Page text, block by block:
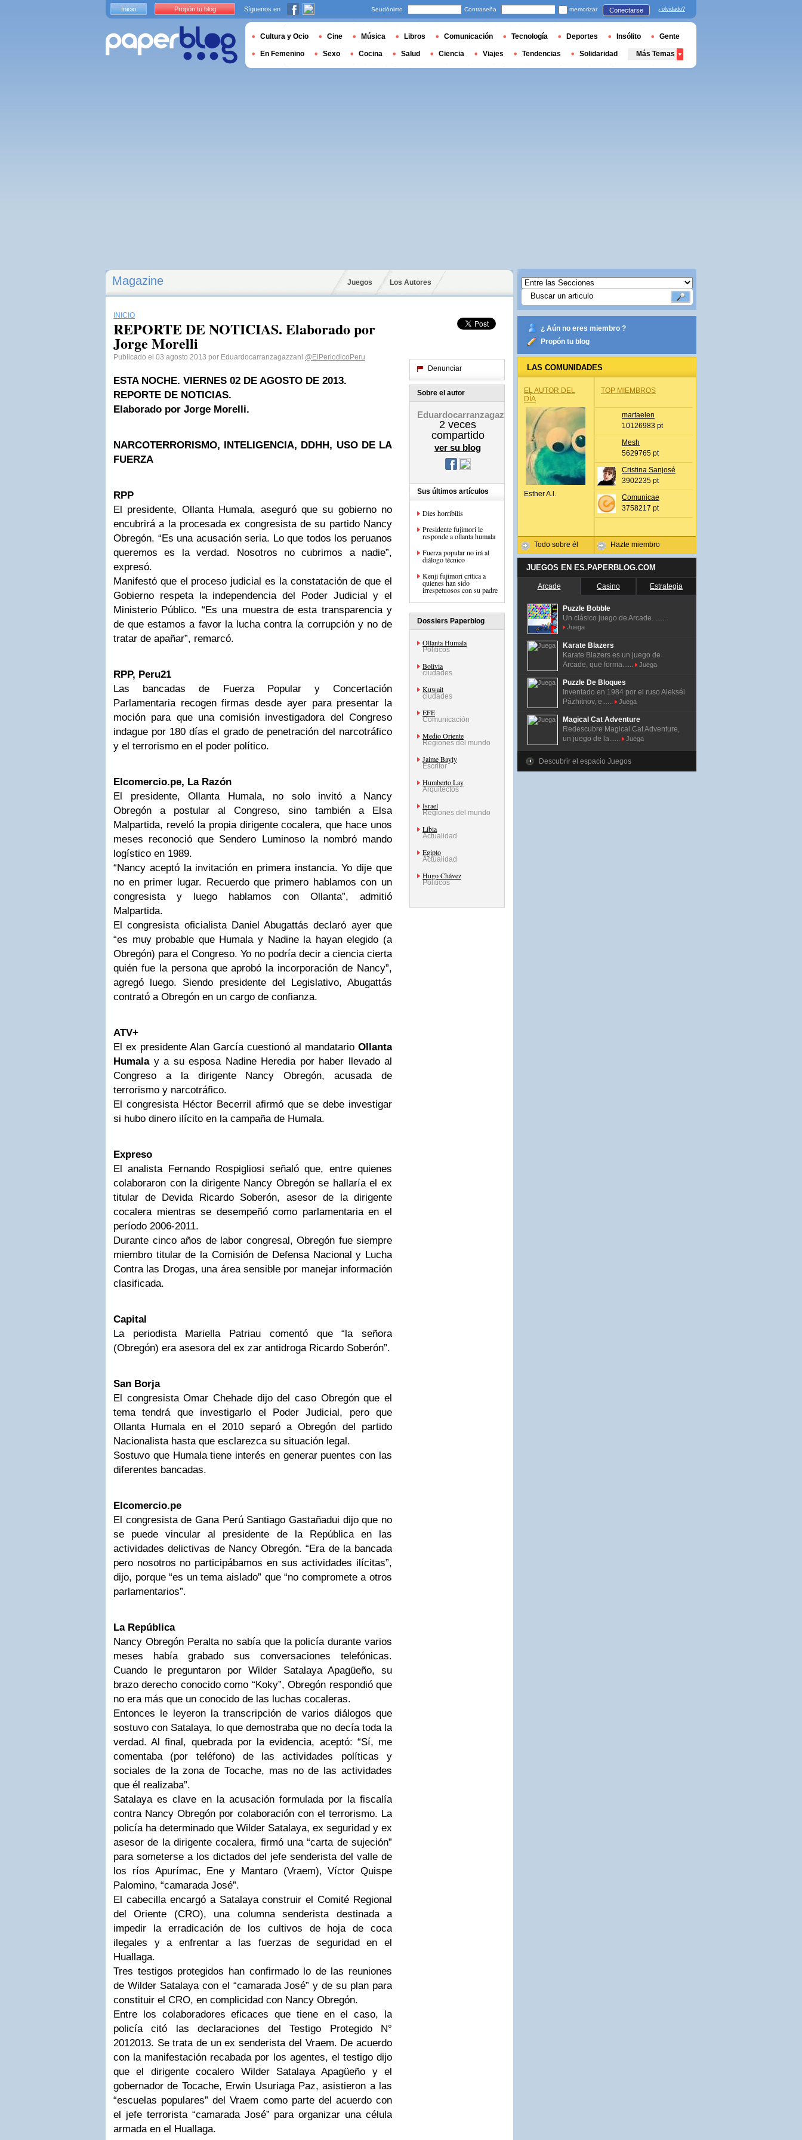
Magazine Juegos Los Autores
INICIO
REPORTE DE NOTICIAS. Elaborado por
Jorge Morelli
Publicado el 03 agosto 2013 por Eduardocarranzagazzani @ElPeriodicoPeru
ESTA NOCHE. VIERNES 02 DE AGOSTO DE 2013.
REPORTE DE NOTICIAS.
Elaborado por Jorge Morelli.
NARCOTERRORISMO, INTELIGENCIA, DDHH, USO DE LA
FUERZA
RPP
El presidente, Ollanta Humala, aseguró que su gobierno no
encubrirá a la procesada ex congresista de su partido Nancy
Obregón. “Es una acusación seria. Lo que todos los peruanos
queremos es la verdad. Nosotros no cubrimos a nadie”,
expresó.
Manifestó que el proceso judicial es la constatación de que el
Gobierno respeta la independencia del Poder Judicial y el
Ministerio Público. “Es una muestra de esta transparencia y
de que estamos a favor la lucha contra la corrupción y no de
tratar de apañar”, remarcó.
RPP, Peru21
Las bancadas de Fuerza Popular y Concertación
Parlamentaria recogen firmas desde ayer para presentar la
moción para que una comisión investigadora del Congreso
indague por 180 días el grado de penetración del narcotráfico
y el terrorismo en el poder político.
Elcomercio.pe, La Razón
El presidente, Ollanta Humala, no solo invitó a Nancy
Obregón a postular al Congreso, sino también a Elsa
Malpartida, reveló la propia dirigente cocalera, que hace unos
meses reconoció que Sendero Luminoso la nombró mando
logístico en 1989.
“Nancy aceptó la invitación en primera instancia. Yo dije que
no en primer lugar. Recuerdo que primero hablamos con un
congresista y luego hablamos con Ollanta”, admitió
Malpartida.
El congresista oficialista Daniel Abugattás declaró ayer que
“es muy probable que Humala y Nadine la hayan elegido (a
Obregón) para el Congreso. Yo no podría decir a ciencia cierta
quién fue la persona que aprobó la incorporación de Nancy”,
agregó luego. Siendo presidente del Legislativo, Abugattás
contrató a Obregón en un cargo de confianza.
ATV+
El ex presidente Alan García cuestionó al mandatario Ollanta
Humalay a su esposa Nadine Heredia por haber llevado al
Congreso a la dirigente Nancy Obregón, acusada de
terrorismo y narcotráfico.
El congresista Héctor Becerril afirmó que se debe investigar
si hubo dinero ilícito en la campaña de Humala.
Expreso
El analista Fernando Rospigliosi señaló que, entre quienes
colaboraron con la dirigente Nancy Obregón se hallaría el ex
titular de Devida Ricardo Soberón, asesor de la dirigente
cocalera mientras se desempeñó como parlamentaria en el
período 2006-2011.
Durante cinco años de labor congresal, Obregón fue siempre
miembro titular de la Comisión de Defensa Nacional y Lucha
Contra las Drogas, una área sensible por manejar información
clasificada.
Capital
La periodista Mariella Patriau comentó que “la señora
(Obregón) era asesora del ex zar antidroga Ricardo Soberón”.
San Borja
El congresista Omar Chehade dijo del caso Obregón que el
tema tendrá que investigarlo el Poder Judicial, pero que
Ollanta Humala en el 2010 separó a Obregón del partido
Nacionalista hasta que esclarezca su situación legal.
Sostuvo que Humala tiene interés en generar puentes con las
diferentes bancadas.
Elcomercio.pe
El congresista de Gana Perú Santiago Gastañadui dijo que no
se puede vincular al presidente de la República en las
actividades delictivas de Nancy Obregón. “Era de la bancada
pero nosotros no participábamos en sus actividades ilícitas”,
dijo, porque “es un tema aislado” que “no compromete a otros
parlamentarios”.
La República
Nancy Obregón Peralta no sabía que la policía durante varios
meses había grabado sus conversaciones telefónicas.
Cuando le preguntaron por Wilder Satalaya Apagüeño, su
brazo derecho conocido como “Koky”, Obregón respondió que
no era más que un conocido de las luchas cocaleras.
Entonces le leyeron la transcripción de varios diálogos que
sostuvo con Satalaya, lo que demostraba que no decía toda la
verdad. Al final, quebrada por la evidencia, aceptó: “Sí, me
comentaba (por teléfono) de las actividades políticas y
sociales de la zona de Tocache, mas no de las actividades
que él realizaba”.
Satalaya es clave en la acusación formulada por la fiscalía
contra Nancy Obregón por colaboración con el terrorismo. La
policía ha determinado que Wilder Satalaya, ex seguridad y ex
asesor de la dirigente cocalera, firmó una “carta de sujeción”
para someterse a los dictados del jefe senderista del valle de
los ríos Apurímac, Ene y Mantaro (Vraem), Víctor Quispe
Palomino, “camarada José”.
El cabecilla encargó a Satalaya construir el Comité Regional
del Oriente (CRO), una columna senderista destinada a
impedir la erradicación de los cultivos de hoja de coca
ilegales y a enfrentar a las fuerzas de seguridad en el
Huallaga.
Tres testigos protegidos han confirmado lo de las reuniones
de Wilder Satalaya con el “camarada José” y de su plan para
constituir el CRO, en complicidad con Nancy Obregón.
Entre los colaboradores eficaces que tiene en el caso, la
policía citó las declaraciones del Testigo Protegido N°
2012013. Se trata de un ex senderista del Vraem. De acuerdo
con la manifestación recabada por los agentes, el testigo dijo
que el dirigente cocalero Wilder Satalaya Apagüeño y el
gobernador de Tocache, Erwin Usuriaga Paz, asistieron a las
“escuelas populares” del Vraem como parte del acuerdo con
el jefe terrorista “camarada José” para organizar una célula
armada en el Huallaga.
Denunciar
Sobre el autor
Eduardocarranzagazzani
2 veces
compartido
ver su blog
Sus últimos artículos
Dies horribilis
Presidente fujimori le
responde a ollanta humala
Fuerza popular no irá al
diálogo técnico
Kenji fujimori critica a
quienes han sido
irrespetuosos con su padre
Dossiers Paperblog
Ollanta Humala
Políticos
Bolivia
ciudades
Kuwait
ciudades
EFE
Comunicación
Medio Oriente
Regiones del mundo
Jaime Bayly
Escritor
Humberto Lay
Arquitectos
Israel
Regiones del mundo
Libia
Actualidad
Egipto
Actualidad
Hugo Chávez
Políticos
¿ Aún no eres miembro ?
Propón tu blog
LAS COMUNIDADES
EL AUTOR DEL
DÍA
Esther A.l.
Todo sobre él
TOP MIEMBROS
martaelen
10126983 pt
Mesh
5629765 pt
Cristina Sanjosé
3902235 pt
Comunicae
3758217 pt
Hazte miembro
JUEGOS EN ES.PAPERBLOG.COM
Arcade Casino Estrategia
Puzzle Bobble
Un clásico juego de Arcade. ......
Juega
Karate Blazers
Karate Blazers es un juego de
Arcade, que forma......
Juega
Puzzle De Bloques
Inventado en 1984 por el ruso Alekséi
Pázhitnov, e......
Juega
Magical Cat Adventure
Redescubre Magical Cat Adventure,
un juego de la......
Juega
Descubrir el espacio Juegos
Inicio Propón tu blog Síguenos en Seudónimo Contraseña memorizar Conectarse ¿olvidado?
Cultura y Ocio Cine Música Libros Comunicación Tecnología Deportes Insólito Gente
En Femenino Sexo Cocina Salud Ciencia Viajes Tendencias Solidaridad Más Temas